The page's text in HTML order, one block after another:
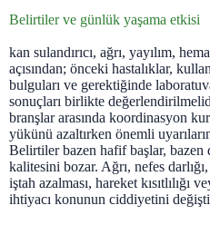
Belirtiler ve günlük yaşama etkisi
kan sulandırıcı, ağrı, yayılım,
açısından; önceki hastalıklar,
bulguları ve gerektiğinde
sonuçları birlikte
branşlar arasında koordinasyon
yükünü azaltırken önemli
Belirtiler bazen hafif başlar, bazen
kalitesini bozar. Ağrı, nefes
iştah azalması, hareket kısıtlılığı
ihtiyacı konunun ciddiyetini